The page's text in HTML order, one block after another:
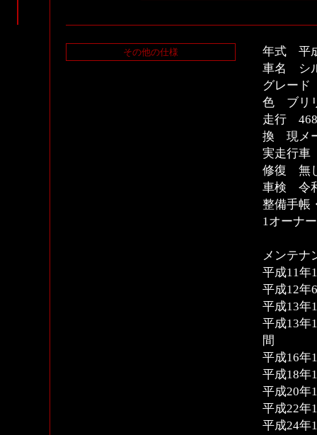
その他の仕様
年式 平
車名 シ
グレー
色 ブリ
走行
換 現メ
実走行車
修復 無
車検 令
整備手帳
1オーナ
メンテナ
平成11
平成12
平成13
平成13
間
平成16
平成18
平成20
平成22
平成24